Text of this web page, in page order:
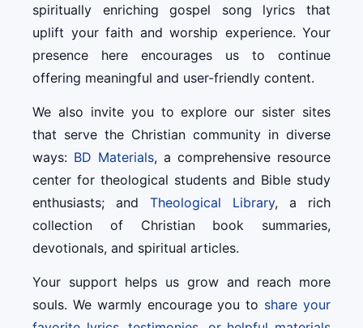
spiritually enriching gospel song lyrics that
uplift your faith and worship experience. Your
presence here encourages us to continue
offering meaningful and user-friendly content.
We also invite you to explore our sister sites
that serve the Christian community in diverse
ways: BD Materials, a comprehensive resource
center for theological students and Bible study
enthusiasts; and Theological Library, a rich
collection of Christian book summaries,
devotionals, and spiritual articles.
Your support helps us grow and reach more
souls. We warmly encourage you to share your